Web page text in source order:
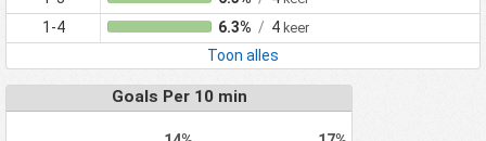
1-4 6.3% / 4 keer
Toon alles
Goals Per 10 min